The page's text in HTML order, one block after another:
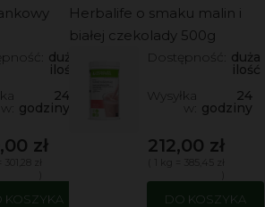
duża
ilość
w:
24
godziny
zł
KOSZYKA
Herbalife o smaku malin i
białej czekolady 500g
Dostępność: duża
ilość
Wysyłka
w:
24
godziny
212,00 zł
DO KOSZYKA